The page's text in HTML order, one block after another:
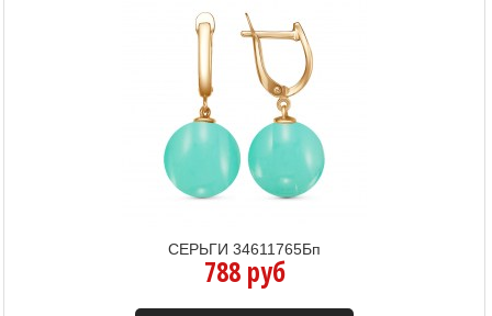
СЕРЬГИ 34611765Бп
788 руб